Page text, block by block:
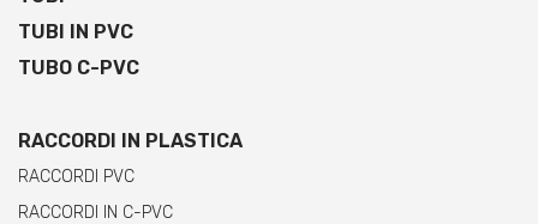
TUBI IN PVC
TUBO C-PVC
RACCORDI IN PLASTICA
RACCORDI PVC
RACCORDI IN C-PVC